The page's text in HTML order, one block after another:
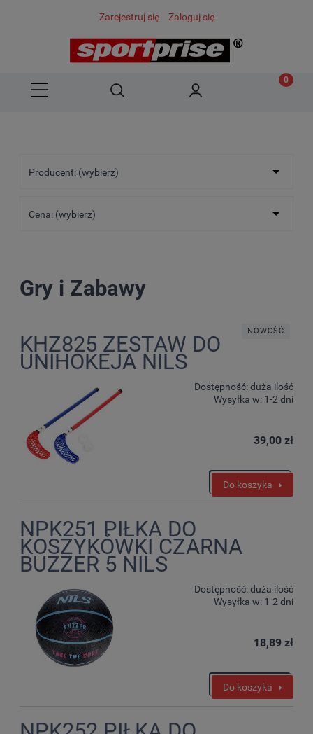
Zarejestruj się Zaloguj się
Producent: (wybierz)
Cena: (wybierz)
Gry i Zabawy
KHZ825 ZESTAW DO
UNIHOKEJA NILS
Dostępność:duża ilość
Wysyłka w: 1-2 dni
39,00 zł
Do koszyka
NOWOŚĆ
NPK251 PIŁKA DO
KOSZYKÓWKI CZARNA
BUZZER 5 NILS
Dostępność:duża ilość
Wysyłka w: 1-2 dni
18,89 zł
Do koszyka